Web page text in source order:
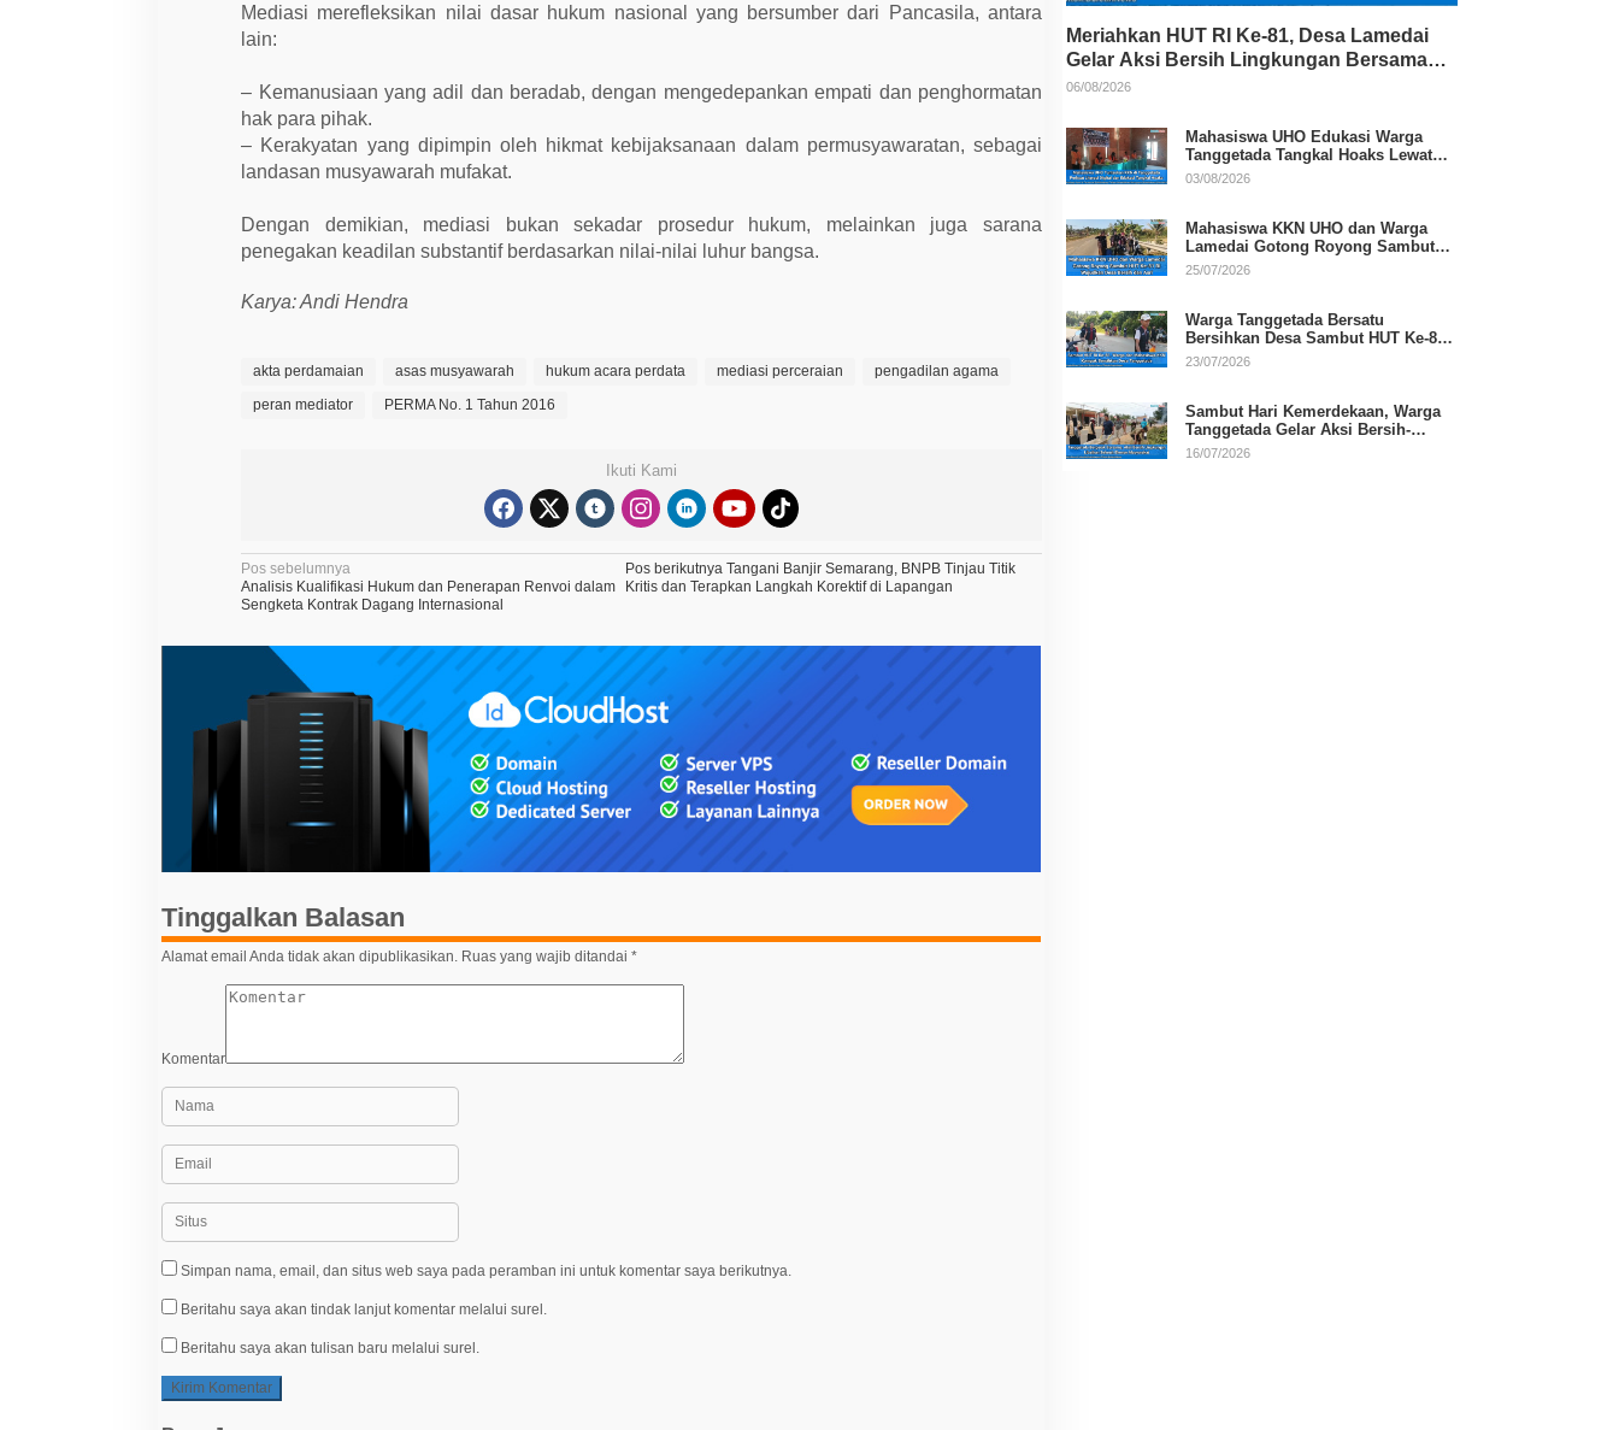
Mediasi merefleksikan nilai dasar hukum nasional yang bersumber dari Pancasila, antara
lain:
– Kemanusiaan yang adil dan beradab, dengan mengedepankan empati dan penghormatan
hak para pihak.
– Kerakyatan yang dipimpin oleh hikmat kebijaksanaan dalam permusyawaratan, sebagai
landasan musyawarah mufakat.
Dengan demikian, mediasi bukan sekadar prosedur hukum, melainkan juga sarana
penegakan keadilan substantif berdasarkan nilai-nilai luhur bangsa.
Karya: Andi Hendra
akta perdamaian asas musyawarah hukum acara perdata mediasi perceraian
pengadilan agama
peran mediator
PERMA No. 1 Tahun 2016
Ikuti Kami
N
a
v
g
a
Pos sebelumnya
Analisis Kualifikasi Hukum dan Penerapan Renvoi dalam
Sengketa Kontrak Dagang Internasional
Pos berikutnya Tangani Banjir Semarang, BNPB Tinjau Titik
Kritis dan Terapkan Langkah Korektif di Lapangan
Tinggalkan Balasan
Alamat email Anda tidak akan dipublikasikan. Ruas yang wajib ditandai *
Komentar
Simpan nama, email, dan situs web saya pada peramban ini untuk komentar saya berikutnya.
Beritahu saya akan tindak lanjut komentar melalui surel.
Beritahu saya akan tulisan baru melalui surel.
Meriahkan HUT RI Ke-81, Desa Lamedai
Gelar Aksi Bersih Lingkungan Bersama
TNI-Polri
06/08/2026
Mahasiswa UHO Edukasi Warga
Tanggetada Tangkal Hoaks Lewat
Program Literasi
03/08/2026
Mahasiswa KKN UHO dan Warga
Lamedai Gotong Royong Sambut
HUT Ke-81 RI
25/07/2026
Warga Tanggetada Bersatu
Bersihkan Desa Sambut HUT Ke-81
RI
23/07/2026
Sambut Hari Kemerdekaan, Warga
Tanggetada Gelar Aksi Bersih-
Bersih Desa
16/07/2026